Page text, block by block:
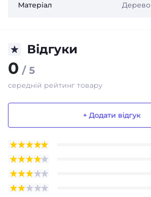
Матеріал Дерево
Відгуки
0 / 5
середній рейтинг товару
+ Додати відгук